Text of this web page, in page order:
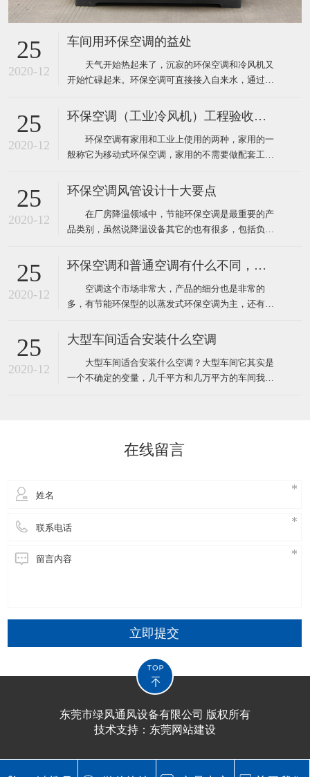
25
2020-12
车间用环保空调的益处
天气开始热起来了，沉寂的环保空调和冷风机又
开始忙碌起来。环保空调可直接接入自来水，通过风
到制冷空调同样的效果，既达到了降温防暑的目的，
又节约了电能和开支，环保空调降温节能一举两得，
现在绝大多数企业都安装了这样的环保空调。下面为
大家介绍厂房降温使用
25
2020-12
环保空调（工业冷风机）工程验收标准
环保空调有家用和工业上使用的两种，家用的一
般称它为移动式环保空调，家用的不需要做配套工
只需要挑选到质量比较好的品牌就靠谱了，而工业上
使用环保空调就不一样了，因为它安装和使用环境都
要比家用更复杂，所以一般工业厂房降温安装的环保
空调工程都需要根据环境
25
2020-12
环保空调风管设计十大要点
在厂房降温领域中，节能环保空调是最重要的产
品类别，虽然说降温设备其它的也有很多，包括负压
备。对于很多工业车间或者中小企业来说，节能环保
空调目前仍然占据重要地位。那么环保空调在设计安
装中有什么需要注意的呢？ 1、环保空调的送风
管道材料一般采用
25
2020-12
环保空调和普通空调有什么不同，该怎么选
空调这个市场非常大，产品的细分也是非常的
多，有节能环保型的以蒸发式环保空调为主，还有传
等，那环保空调和普通空调到底有什么不同！这里说
的普通空调其实大多指就是压缩机空调，因为先入为
主我们经常去的商场啊，办公室、家里都装的压缩机
型的空调，所以很多人反
25
2020-12
大型车间适合安装什么空调
大型车间适合安装什么空调？大型车间它其实是
一个不确定的变量，几千平方和几万平方的车间我们
调呢！其实根据绿风通风
在线留言
立即提交
东莞市绿风通风设备有限公司 版权所有
技术支持： 东莞网站建设​